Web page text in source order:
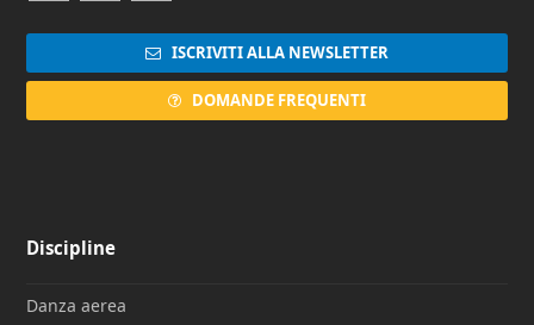
ISCRIVITI ALLA NEWSLETTER
DOMANDE FREQUENTI
Discipline
Danza aerea